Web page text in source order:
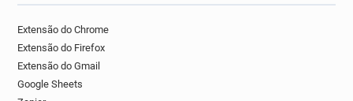
Extensão do Chrome
Extensão do Firefox
Extensão do Gmail
Google Sheets